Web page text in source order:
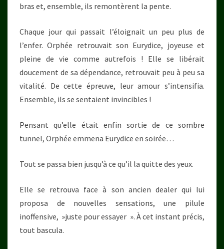
bras et, ensemble, ils remontèrent la pente.
Chaque jour qui passait l’éloignait un peu plus de
l’enfer. Orphée retrouvait son Eurydice, joyeuse et
pleine de vie comme autrefois ! Elle se libérait
doucement de sa dépendance, retrouvait peu à peu sa
vitalité. De cette épreuve, leur amour s’intensifia.
Ensemble, ils se sentaient invincibles !
Pensant qu’elle était enfin sortie de ce sombre
tunnel, Orphée emmena Eurydice en soirée…
Tout se passa bien jusqu’à ce qu’il la quitte des yeux.
Elle se retrouva face à son ancien dealer qui lui
proposa de nouvelles sensations, une pilule
inoffensive, »juste pour essayer ». À cet instant précis,
tout bascula.